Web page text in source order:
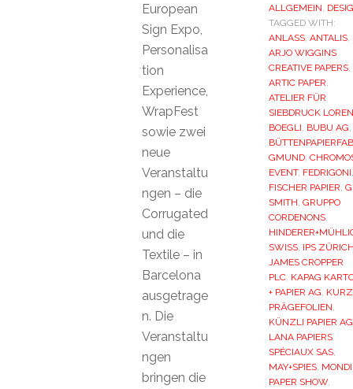
ALLGEMEIN,
TAGGED WITH:
ANLASS, ANTALIS,
ARJO WIGGINS
CREATIVE PAPERS,
ARTIC PAPER,
ATELIER FÜR
SIEBDRUCK
BOEGLI, BUBU AG,
GMUND,
EVENT, FEDRIGONI,
FISCHER PAPIER,
SMITH, GRUPPO
CORDENONS,
SWISS, IPS
JAMES CROPPER
PLC, KAPAG
+ PAPIER AG, KURZ
PRÄGEFOLIEN,
KÜNZLI PAPIER AG
LANA PAPIERS
SPÉCIAUX SAS,
MAY+SPIES, MONDI
PAPER SHOW,
European
Sign Expo,
Personalisa
tion
Experience,
WrapFest
sowie zwei
neue
Veranstaltu
ngen – die
Corrugated
und die
Textile – in
Barcelona
ausgetrage
n. Die
Veranstaltu
ngen
bringen die